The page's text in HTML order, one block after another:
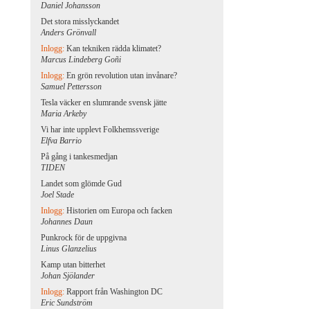
Daniel Johansson
Det stora misslyckandet
Anders Grönvall
Inlogg:Kan tekniken rädda klimatet?
Marcus Lindeberg Goñi
Inlogg:En grön revolution utan invånare?
Samuel Pettersson
Tesla väcker en slumrande svensk jätte
Maria Arkeby
Vi har inte upplevt Folkhemssverige
Elfva Barrio
På gång i tankesmedjan
TIDEN
Landet som glömde Gud
Joel Stade
Inlogg:Historien om Europa och facken
Johannes Daun
Punkrock för de uppgivna
Linus Glanzelius
Kamp utan bitterhet
Johan Sjölander
Inlogg:Rapport från Washington DC
Eric Sundström